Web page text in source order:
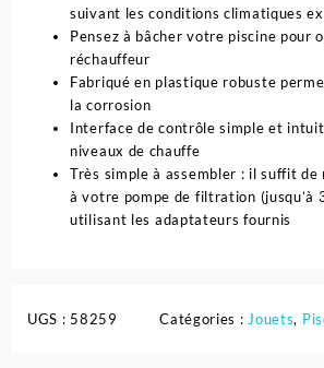
Bestway
suivant les conditions climatiques
Pensez à bâcher votre piscine pour
réchauffeur
Fabriqué en plastique robuste
la corrosion
Interface de contrôle simple et
niveaux de chauffe
Très simple à assembler : il suffit
à votre pompe de filtration (jusqu’à
utilisant les adaptateurs fournis
UGS : 58259 Catégories :Jouets,